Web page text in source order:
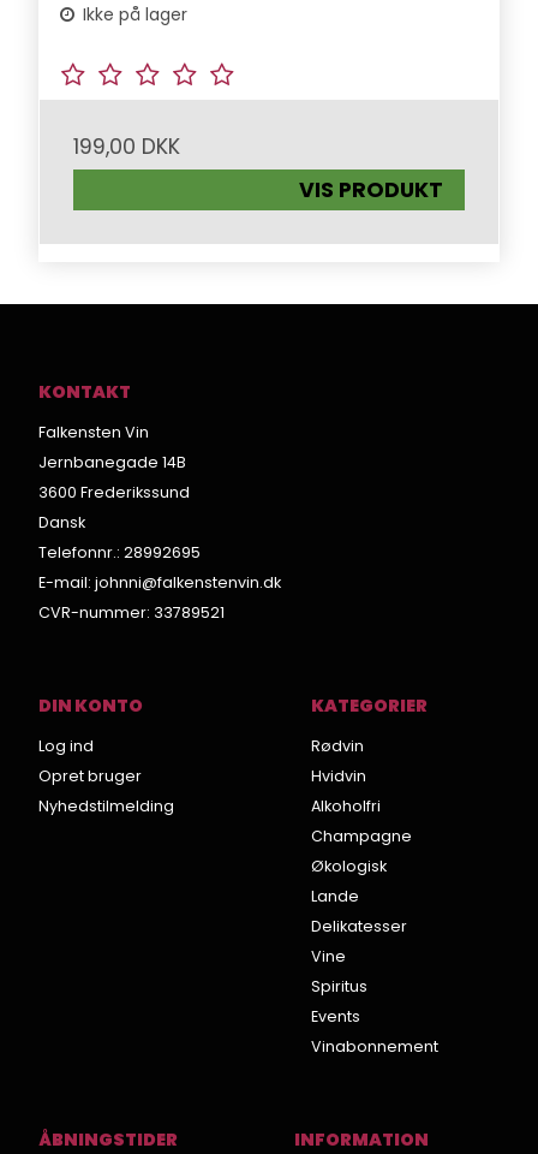
Ikke på lager
199,00 DKK
VIS PRODUKT
KONTAKT
Falkensten Vin
Jernbanegade 14B
3600 Frederikssund
Dansk
Telefonnr.: 28992695
E-mail: johnni@falkenstenvin.dk
CVR-nummer: 33789521
DIN KONTO
Log ind
Opret bruger
Nyhedstilmelding
KATEGORIER
Rødvin
Hvidvin
Alkoholfri
Champagne
Økologisk
Lande
Delikatesser
Vine
Spiritus
Events
Vinabonnement
ÅBNINGSTIDER INFORMATION